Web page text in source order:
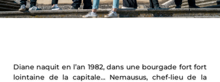
Diane naquit en l’an 1982, dans une bourgade fort fort
lointaine de la capitale… Nemausus, chef-lieu de la